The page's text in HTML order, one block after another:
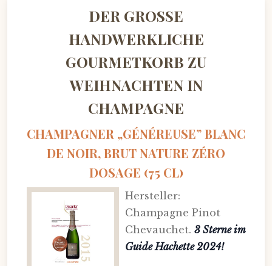
DER GROSSE H
ANDWERKLICHE G
OURMETKORB ZU W
EIHNACHTEN IN C
HAMPAGNE
CHAMPAGNER „GÉNÉREUSE” BLANC
DE NOIR, BRUT NATURE ZÉRO
DOSAGE (75 CL)
Hersteller:
Champagne Pinot
Chevauchet. 3 Sterne im
Guide Hachette 2024!